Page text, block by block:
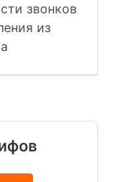
звонков
из